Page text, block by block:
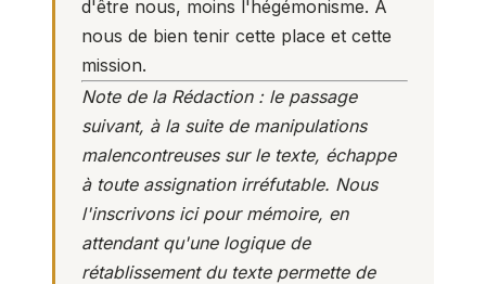
d'être nous, moins l'hégémonisme. À
nous de bien tenir cette place et cette
mission.
Note de la Rédaction : le passage
suivant, à la suite de manipulations
malencontreuses sur le texte, échappe
à toute assignation irréfutable. Nous
l'inscrivons ici pour mémoire, en
attendant qu'une logique de
rétablissement du texte permette de